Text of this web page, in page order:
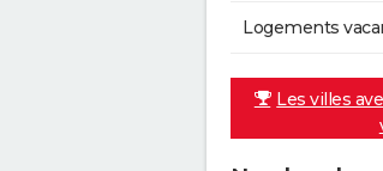
Logements
Les villes